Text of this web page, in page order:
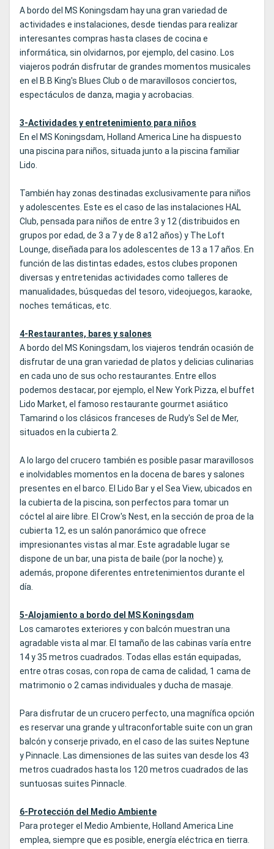
A bordo del MS Koningsdam hay una gran variedad de
actividades e instalaciones, desde tiendas para realizar
interesantes compras hasta clases de cocina e
informática, sin olvidarnos, por ejemplo, del casino. Los
viajeros podrán disfrutar de grandes momentos musicales
en el B.B King's Blues Club o de maravillosos conciertos,
espectáculos de danza, magia y acrobacias.
3-Actividades y entretenimiento para niños
En el MS Koningsdam, Holland America Line ha dispuesto
una piscina para niños, situada junto a la piscina familiar
Lido.
También hay zonas destinadas exclusivamente para niños
y adolescentes. Este es el caso de las instalaciones HAL
Club, pensada para niños de entre 3 y 12 (distribuidos en
grupos por edad, de 3 a 7 y de 8 a12 años) y The Loft
Lounge, diseñada para los adolescentes de 13 a 17 años. En
función de las distintas edades, estos clubes proponen
diversas y entretenidas actividades como talleres de
manualidades, búsquedas del tesoro, videojuegos, karaoke,
noches temáticas, etc.
4-Restaurantes, bares y salones
A bordo del MS Koningsdam, los viajeros tendrán ocasión de
disfrutar de una gran variedad de platos y delicias culinarias
en cada uno de sus ocho restaurantes. Entre ellos
podemos destacar, por ejemplo, el New York Pizza, el buffet
Lido Market, el famoso restaurante gourmet asiático
Tamarind o los clásicos franceses de Rudy's Sel de Mer,
situados en la cubierta 2.
A lo largo del crucero también es posible pasar maravillosos
e inolvidables momentos en la docena de bares y salones
presentes en el barco. El Lido Bar y el Sea View, ubicados en
la cubierta de la piscina, son perfectos para tomar un
cóctel al aire libre. El Crow's Nest, en la sección de proa de la
cubierta 12, es un salón panorámico que ofrece
impresionantes vistas al mar. Este agradable lugar se
dispone de un bar, una pista de baile (por la noche) y,
además, propone diferentes entretenimientos durante el
día.
5-Alojamiento a bordo del MS Koningsdam
Los camarotes exteriores y con balcón muestran una
agradable vista al mar. El tamaño de las cabinas varía entre
14 y 35 metros cuadrados. Todas ellas están equipadas,
entre otras cosas, con ropa de cama de calidad, 1 cama de
matrimonio o 2 camas individuales y ducha de masaje.
Para disfrutar de un crucero perfecto, una magnífica opción
es reservar una grande y ultraconfortable suite con un gran
balcón y conserje privado, en el caso de las suites Neptune
y Pinnacle. Las dimensiones de las suites van desde los 43
metros cuadrados hasta los 120 metros cuadrados de las
suntuosas suites Pinnacle.
6-Protección del Medio Ambiente
Para proteger el Medio Ambiente, Holland America Line
emplea, siempre que es posible, energía eléctrica en tierra.